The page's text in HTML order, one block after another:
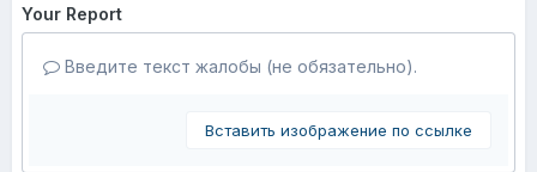
Your Report
Введите текст жалобы (не обязательно).
Вставить изображение по ссылке